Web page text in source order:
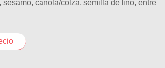
sésamo, canola/colza, semilla de lino, entre